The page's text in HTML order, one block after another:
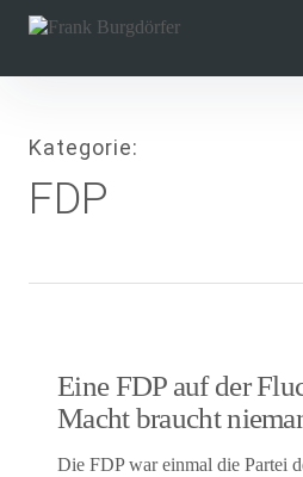
überspringen
Kategorie
FDP
Eine FDP auf der
Macht braucht
Die FDP war einmal die Partei